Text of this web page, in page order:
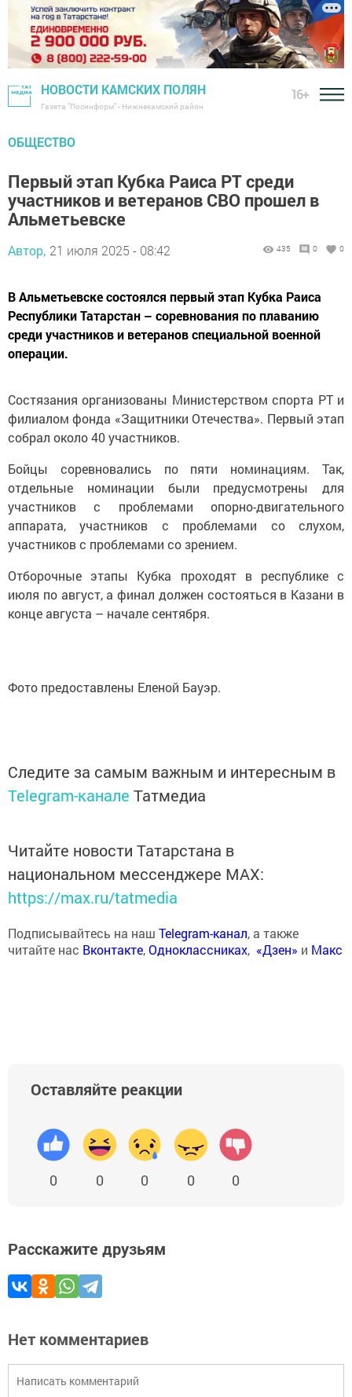
НОВОСТИ КАМСКИХ ПОЛЯН
Газета "Посинформ" - Нижнекамский район
16+
ОБЩЕСТВО
Первый этап Кубка Раиса РТ среди
участников и ветеранов СВО прошел в
Альметьевске
Автор, 21 июля 2025 - 08:42 435 0 0
В Альметьевске состоялся первый этап Кубка Раиса
Республики Татарстан – соревнования по плаванию
среди участников и ветеранов специальной военной
операции.
Состязания организованы Министерством спорта РТ и
филиалом фонда «Защитники Отечества». Первый этап
собрал около 40 участников.
Бойцы соревновались по пяти номинациям. Так,
отдельные номинации были предусмотрены для
участников с проблемами опорно-двигательного
аппарата, участников с проблемами со слухом,
участников с проблемами со зрением.
Отборочные этапы Кубка проходят в республике с
июля по август, а финал должен состояться в Казани в
конце августа – начале сентября.
Фото предоставлены Еленой Бауэр.
Следите за самым важным и интересным в
Telegram-канале Татмедиа
Читайте новости Татарстана в
национальном мессенджере MАХ:
https://max.ru/tatmedia
Подписывайтесь на наш Telegram-канал, а также
читайте нас Вконтакте,Одноклассниках, «Дзен» и Макс
Оставляйте реакции
0 0 0 0 0
Расскажите друзьям
Нет комментариев